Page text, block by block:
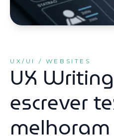
UX/UI / WEBSITES
UX
escrever
melhoram